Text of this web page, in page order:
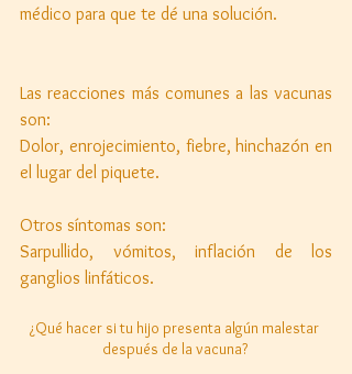
médico para que te dé una solución.
Las reacciones más comunes a las vacunas
son:
Dolor, enrojecimiento, fiebre, hinchazón en
el lugar del piquete.
Otros síntomas son:
Sarpullido, vómitos, inflación de los
ganglios linfáticos.
¿Qué hacer si tu hijo presenta algún malestar
después de la vacuna?